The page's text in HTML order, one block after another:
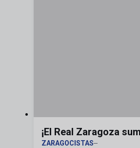
¡El Real Zaragoza
ZARAGOCISTAS